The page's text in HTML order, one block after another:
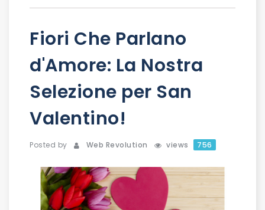
Fiori Che Parlano
d'Amore: La Nostra
Selezione per San
Valentino!
Posted by Web Revolution views 756